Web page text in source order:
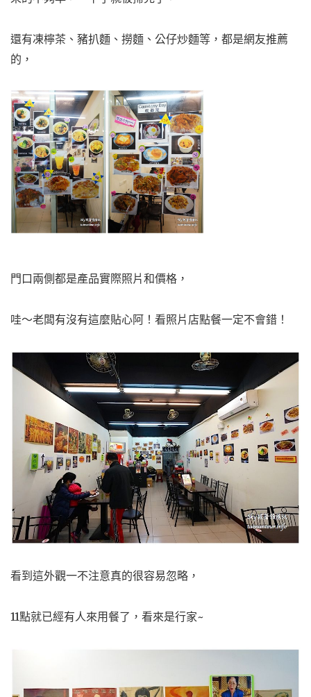
還有凍檸茶、豬扒麵、撈麵、公仔炒麵等，都是網友推薦
的，
門口兩側都是產品實際照片和價格，
哇～老闆有沒有這麼貼心阿！看照片店點餐一定不會錯！
看到這外觀一不注意真的很容易忽略，
11點就已經有人來用餐了，看來是行家~